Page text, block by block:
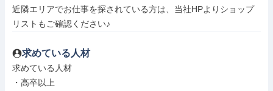
近隣エリアでお仕事を探されている方は、当社HPよりショップ
リストもご確認ください♪
求めている人材
求めている人材
・高卒以上